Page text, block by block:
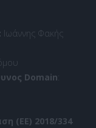
Ιωάννης Φακής
Domain:
(ΕΕ) 2018/334